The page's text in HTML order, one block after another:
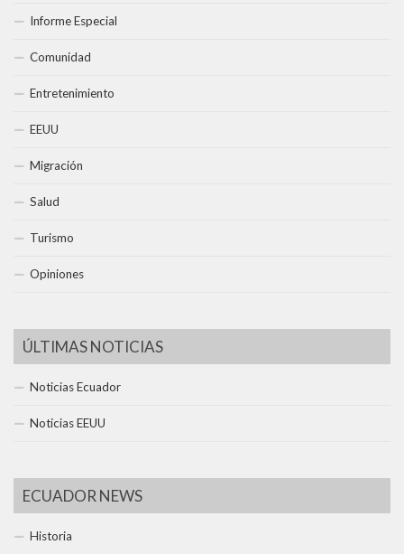
Informe Especial
Comunidad
Entretenimiento
EEUU
Migración
Salud
Turismo
Opiniones
ÚLTIMAS NOTICIAS
Noticias Ecuador
Noticias EEUU
ECUADOR NEWS
Historia